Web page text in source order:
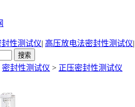
性测试仪| 高压放电法密封性测试仪|
密封性测试仪 > 正压密封性测试仪